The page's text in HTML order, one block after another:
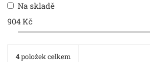
Na skladě
904Kč
4položek celkem